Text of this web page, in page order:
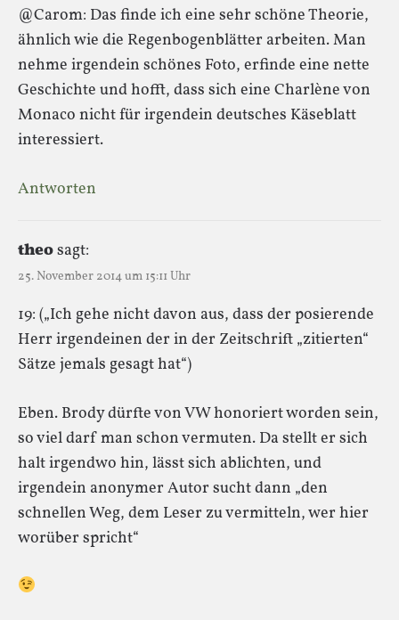
@Carom: Das finde ich eine sehr schöne Theorie,
ähnlich wie die Regenbogenblätter arbeiten. Man
nehme irgendein schönes Foto, erfinde eine nette
Geschichte und hofft, dass sich eine Charlène von
Monaco nicht für irgendein deutsches Käseblatt
interessiert.
Antworten
theosagt:
25. November 2014 um 15:11 Uhr
19: („Ich gehe nicht davon aus, dass der posierende
Herr irgendeinen der in der Zeitschrift „zitierten“
Sätze jemals gesagt hat“)
Eben. Brody dürfte von VW honoriert worden sein,
so viel darf man schon vermuten. Da stellt er sich
halt irgendwo hin, lässt sich ablichten, und
irgendein anonymer Autor sucht dann „den
schnellen Weg, dem Leser zu vermitteln, wer hier
worüber spricht“